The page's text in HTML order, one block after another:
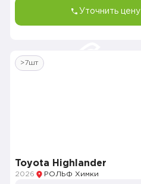
Уточнить цену
>7шт
Toyota Highlander
2026 РОЛЬФ Химки